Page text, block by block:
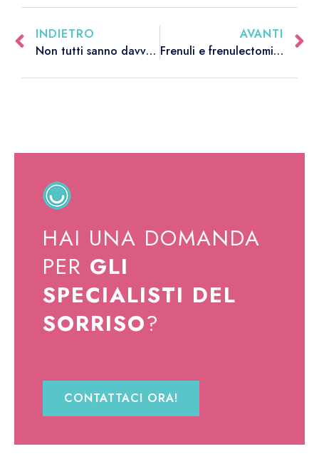
INDIETRO
Non tutti sanno davvero di avere una malocclusione
AVANTI
Frenuli e frenulectomia: cura e rimedi dopo la diagnosi
HAI UNA DOMANDA
PER GLI
SPECIALISTI DEL
SORRISO?
CONTATTACI ORA!